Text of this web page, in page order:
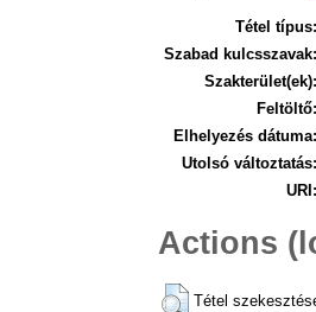
Tétel típus:
Szabad kulcsszavak:
Szakterület(ek):
Feltöltő:
Elhelyezés dátuma:
Utolsó változtatás:
URI:
Actions
Tétel